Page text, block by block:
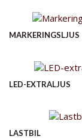
MARKERINGSLJUS
LED-EXTRALJUS
LASTBIL